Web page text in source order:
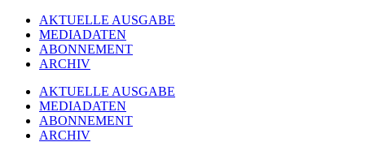
AKTUELLE AUSGABE
MEDIADATEN
ABONNEMENT
ARCHIV
AKTUELLE AUSGABE
MEDIADATEN
ABONNEMENT
ARCHIV